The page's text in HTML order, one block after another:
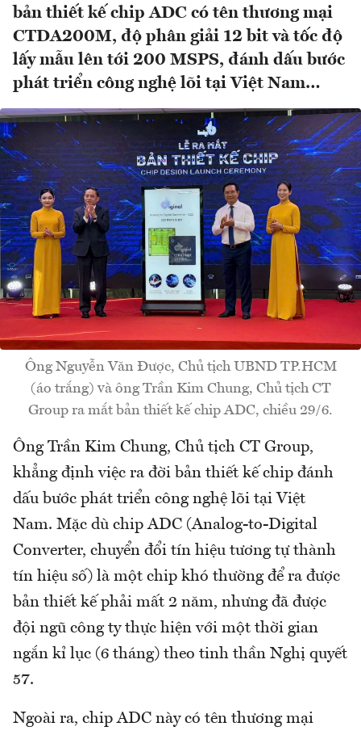
bản thiết kế chip ADC có tên thương mại
CTDA200M, độ phân giải 12 bit và tốc độ
lấy mẫu lên tới 200 MSPS, đánh dấu bước
phát triển công nghệ lõi tại Việt Nam…
Ông Nguyễn Văn Được, Chủ tịch UBND TP.HCM
(áo trắng) và ông Trần Kim Chung, Chủ tịch CT
Group ra mắt bản thiết kế chip ADC, chiều 29/6.
Ông Trần Kim Chung, Chủ tịch CT Group,
khẳng định việc ra đời bản thiết kế chip đánh
dấu bước phát triển công nghệ lõi tại Việt
Nam. Mặc dù chip ADC (Analog-to-Digital
Converter, chuyển đổi tín hiệu tương tự thành
tín hiệu số) là một chip khó thường để ra được
bản thiết kế phải mất 2 năm, nhưng đã được
đội ngũ công ty thực hiện với một thời gian
ngắn kỉ lục (6 tháng) theo tinh thần Nghị quyết
57.
Ngoài ra, chip ADC này có tên thương mại